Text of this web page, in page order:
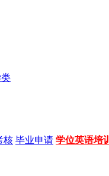
核 毕业申请 学位英语培训